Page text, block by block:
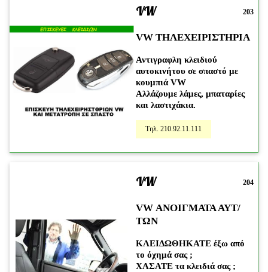
VW
VW ΤΗΛΕΧΕΙΡΙΣΤΗΡΙΑ
Αντιγραφλη κλειδιού
αυτοκινήτου σε σπαστό με
κουμπιά VW
Αλλάζουμε λάμες, μπαταρίες
και λαστιχάκια.
Τηλ. 210.92.11.111
203
VW
VW ΑΝΟΙΓΜΑΤΑ ΑΥΤ/
ΤΩΝ
ΚΛΕΙΔΩΘΗΚΑΤΕέξω από
το όχημά σας ;
ΧΑΣΑΤΕτα κλειδιά σας ;
204